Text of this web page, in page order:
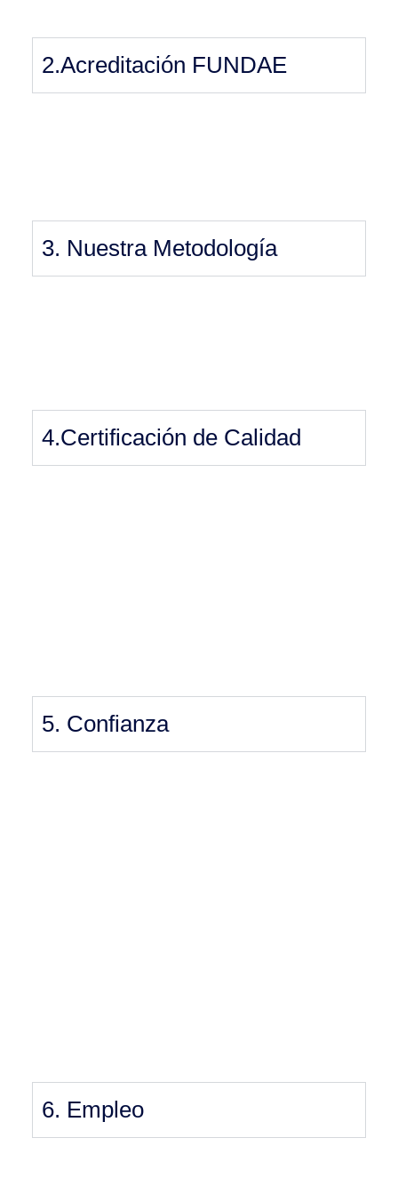
2.Acreditación FUNDAE
3. Nuestra Metodología
4.Certificación de Calidad
5. Confianza
6. Empleo